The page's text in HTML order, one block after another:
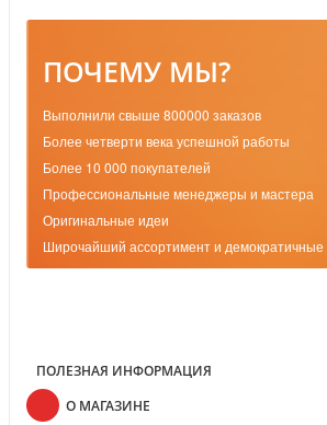
ПОЧЕМУ МЫ?
Выполнили свыше 800000 заказов
Более четверти века успешной работы
Более 10 000 покупателей
Профессиональные менеджеры и мастера
Оригинальные идеи
Широчайший ассортимент и
ПОЛЕЗНАЯ ИНФОРМАЦИЯ
О МАГАЗИНЕ